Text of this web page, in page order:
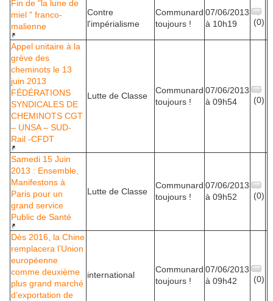
Fin de "la lune de
miel " franco-
malienne
Contre
l'impérialisme
Communard
toujours !
07/06/2013
à 10h19
(0)
Appel unitaire à la
grève des
cheminots le 13
juin 2013
FÉDÉRATIONS
SYNDICALES DE
CHEMINOTS CGT
– UNSA – SUD-
Rail -CFDT
Lutte de Classe
Communard
toujours !
07/06/2013
à 09h54
(0)
Samedi 15 Juin
2013 : Ensemble,
Manifestons à
Paris pour un
grand service
Public de Santé
Lutte de Classe
Communard
toujours !
07/06/2013
à 09h52
(0)
Dès 2016, la Chine
remplacera l’Union
européenne
comme deuxième
plus grand marché
d’exportation de
international
Communard
toujours !
07/06/2013
à 09h42
(0)